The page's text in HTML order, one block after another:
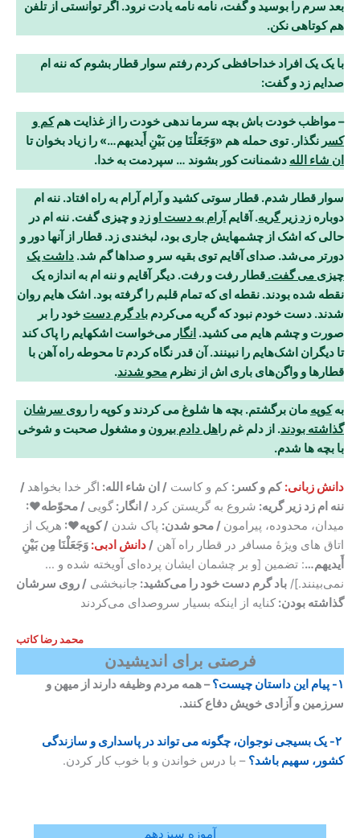
بعد سرم را بوسید و گفت، نامه نامه یادت نرود. اگر توانستی از تلفن
هم کوتاهی نکن.
با یک یک افراد خداحافظی کردم رفتم سوار قطار بشوم که ننه ام
صدایم زد و گفت:
– مواظب خودت باش بچه سرما ندهی خودت را از غذایت همکم و
کسر نگذار. توی حمله هم «وَجَعَلْنَا مِن بَیْنِ أَیدیهم…» را زیاد بخوان تا
ان شاء الله دشمنانت کور بشوند … سپردمت به خدا.
سوار قطار شدم. قطار سوتی کشید و آرام آرام به راه افتاد. ننه ام
دوباره زد زیر گریه. آقایم آرام به دست او زد و چیزی گفت. ننه ام در
حالی که اشک از چشمهایش جاری بود، لبخندی زد. قطار از آنها دور و
دورتر می‌شد. صدای آقایم توی بقیه سر و صداها گم شد. داشت یک
چیزی می گفت. قطار رفت و رفت. دیگر آقایم و ننه ام به اندازه یک
نقطه شده بودند. نقطه ای که تمام قلبم را گرفته بود. اشک هایم روان
شدند. دست خودم نبود که گریه میکردم باد گرم دست خود را بر
صورت و چشم هایم می کشید. انگار میخواست اشکهایم را پاک کند
تا دیگران اشک‌هایم را نبینند. آن قدر نگاه کردم تا محوطه راه آهن با
قطارها و واگن‌های باری اش از نظرم محو شدند.
بهکوپه مان برگشتم. بچه ها شلوغ می کردند و کوپه را روی سرشان
گذاشته بودند. از دلم غم را هل دادم بیرون و مشغول صحبت و شوخی
با بچه ها شدم.
دانش زبانی: کم و کسر: کم و کاست / ان شاء الله: اگر خدا بخواهد /
ننه ام زد زیر گریه: شروع به گریستن کرد / انگار: گویی / محوّطه♥:
میدان، محدوده، پیرامون / محو شدن: پاک شدن / کوپه♥: هریک از
اتاق های ویژهٔ مسافر در قطار راه آهن /دانش ادبی: وَجَعَلْنَا مِن بَیْنِ
أَیدیهم…: تضمین [و بر چشمان ایشان پرده‌ای آویخته شده و …
نمی‌بینند.]/ باد گرم دست خود را می‌کشید: جانبخشی / روی سرشان
گذاشته بودن: کنایه از اینکه بسیار سروصدای می‌کردند
محمد رضا کاتب
فرصتی برای اندیشیدن
۱- پیام این داستان چیست؟
– همه مردم وظیفه دارند از میهن و
سرزمین و آزادی خویش دفاع کنند.
۲- یک بسیجی نوجوان، چگونه می تواند در پاسداری و سازندگی
کشور، سهیم باشد؟ – با درس خواندن و با خوب کار کردن.
آموزه سیزدهم